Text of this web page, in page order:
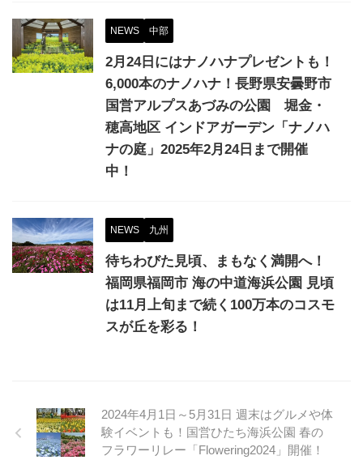
NEWS 中部
2月24日にはナノハナプレゼントも！
6,000本のナノハナ！長野県安曇野市
国営アルプスあづみの公園 堀金・
穂高地区 インドアガーデン「ナノハ
ナの庭」2025年2月24日まで開催
中！
NEWS 九州
待ちわびた見頃、まもなく満開へ！
福岡県福岡市 海の中道海浜公園 見頃
は11月上旬まで続く100万本のコスモ
スが丘を彩る！
2024年4月1日～5月31日 週末はグルメや体
験イベントも！国営ひたち海浜公園 春の
フラワーリレー「Flowering2024」開催！